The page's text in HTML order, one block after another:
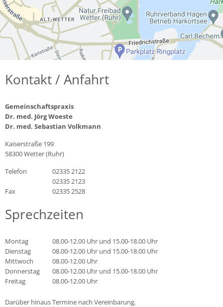
Kontakt / Anfahrt
Gemeinschaftspraxis
Dr. med. Jörg Woeste
Dr. med. Sebastian Volkmann
Kaiserstraße 199
58300 Wetter (Ruhr)
Telefon
02335 2122
02335 2123
Fax
02335 2528
Sprechzeiten
Montag
08.00-12.00 Uhr und 15.00-18.00 Uhr
Dienstag
08.00-12.00 Uhr und 15.00-18.00 Uhr
Mittwoch
08.00-12.00 Uhr
Donnerstag
08.00-12.00 Uhr und 15.00-18.00 Uhr
Freitag
08.00-12.00 Uhr
Darüber hinaus Termine nach Vereinbarung.